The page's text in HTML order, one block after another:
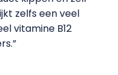
zelfs een veel
vitamine B12